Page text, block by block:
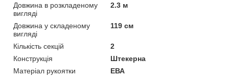
Довжина в розкладеному
вигляді
2.3 м
Довжина у складеному
вигляді
119 см
Кількість секцій
2
Конструкція
Штекерна
Матеріал рукоятки
ЕВА